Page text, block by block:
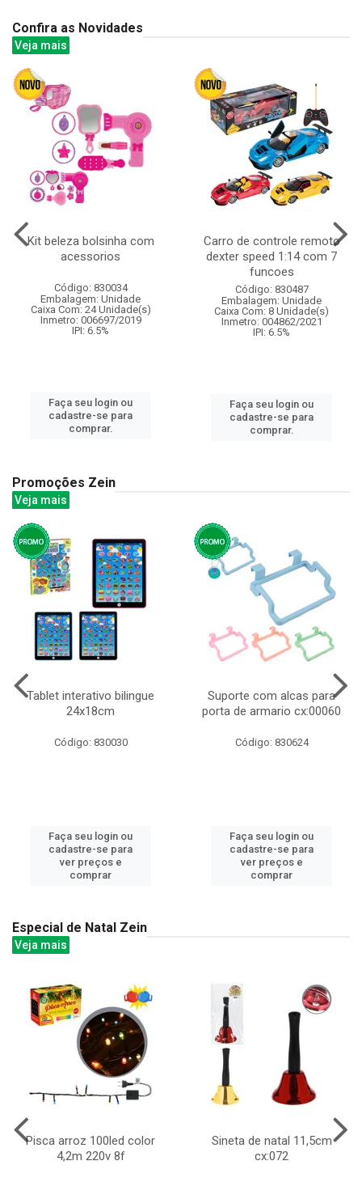
Confira as Novidades
Veja mais
Kit beleza bolsinha com
acessorios
Código: 830034
Embalagem: Unidade
Caixa Com: 24 Unidade(s)
Inmetro: 006697/2019
IPI: 6.5%
Faça seu login ou
cadastre-se para
comprar.
Carro de controle remoto
dexter speed 1:14 com 7
funcoes
Código: 830487
Embalagem: Unidade
Caixa Com: 8 Unidade(s)
Inmetro: 004862/2021
IPI: 6.5%
Faça seu login ou
cadastre-se para
comprar.
Promoções Zein
Veja mais
Tablet interativo bilingue
24x18cm
Código: 830030
Faça seu login ou
cadastre-se para
ver preços e
comprar
Suporte com alcas para
porta de armario cx:00060
Código: 830624
Faça seu login ou
cadastre-se para
ver preços e
comprar
Especial de Natal Zein
Veja mais
Pisca arroz 100led color
4,2m 220v 8f
Sineta de natal 11,5cm
cx:072